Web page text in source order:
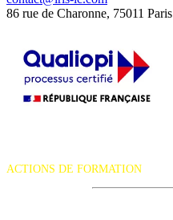
86 rue de Charonne, 75011 Paris
ACTIONS DE FORMATION